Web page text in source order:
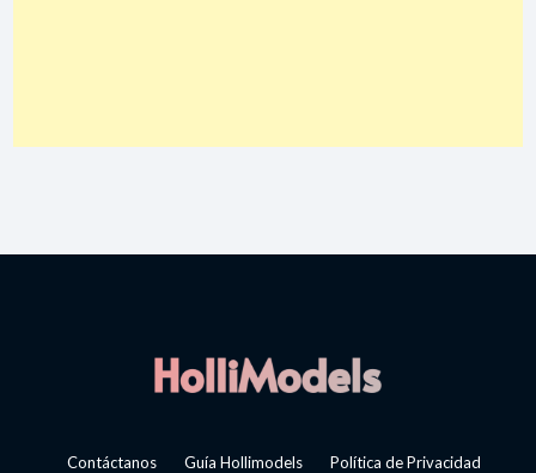
Contáctanos Guía Hollimodels Política de Privacidad